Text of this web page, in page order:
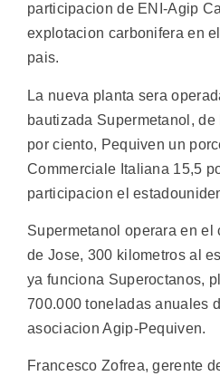
participacion de ENI-Agip
explotacion carbonifera en
pais.
La nueva planta sera
bautizada Supermetanol,
por ciento, Pequiven un
Commerciale Italiana 15,5
participacion el
Supermetanol operara en
de Jose, 300 kilometros al
ya funciona Superoctanos,
700.000 toneladas anuales
asociacion Agip-Pequiven.
Francesco Zofrea, gerente